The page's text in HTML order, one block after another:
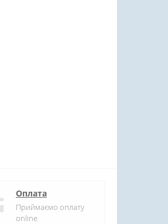
Оплата
Приймаємо оплату
online